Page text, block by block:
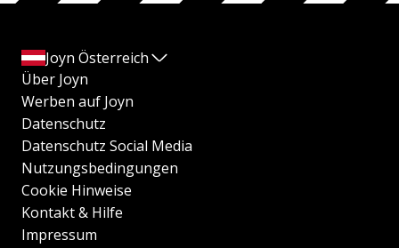
Joyn Österreich
Über Joyn
Werben auf Joyn
Datenschutz
Datenschutz Social Media
Nutzungsbedingungen
Cookie Hinweise
Kontakt & Hilfe
Impressum